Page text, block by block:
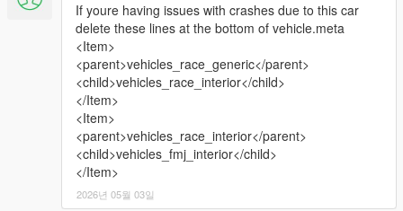
If youre having issues with crashes due to this car
delete these lines at the bottom of vehicle.meta
<Item>
<parent>vehicles_race_generic</parent>
<child>vehicles_race_interior</child>
</Item>
<Item>
<parent>vehicles_race_interior</parent>
<child>vehicles_fmj_interior</child>
</Item>
2026년 05월 03일